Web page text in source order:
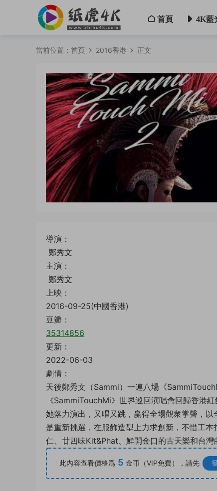
首頁 4K藍
當前位置： 首頁 2016香港 正文
導演：
鄭秀文
主演：
鄭秀文
上映：
2016-09-25(中國香港)
豆瓣：
35314856
更新：
2022-06-03
劇情：
天後鄭秀文（Sammi）一連八場《
《SammiTouchMi》世界巡回演唱會回歸香港
她落力演出，又唱又跳，赢得全場觀衆掌聲，
是重新挑選，在服飾造型上力求創新，不惜工
仁、廿四味Kit&Phat、鮮開金口的古天樂和台灣
此内容查看價格爲 5 金币（VIP免費），請先